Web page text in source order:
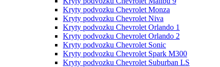
Kryty podvozku Chevrolet Monza
Kryty podvozku Chevrolet Niva
Kryty podvozku Chevrolet Orlando 1
Kryty podvozku Chevrolet Orlando 2
Kryty podvozku Chevrolet Sonic
Kryty podvozku Chevrolet Spark M300
Kryty podvozku Chevrolet Suburban LS